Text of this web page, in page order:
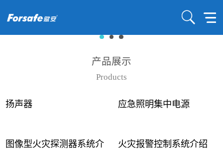
产品展示
Products
扬声器 应急照明集中电源
图像型火灾探测器系统介
火灾报警控制系统介绍